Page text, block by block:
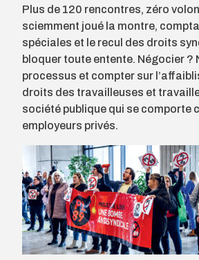
Plus de 120 rencontres, zéro
sciemment joué la montre,
spéciales et le recul des droits
bloquer toute entente. Négocier ?
processus et compter sur
droits des travailleuses et
société publique qui se comporte
employeurs privés.